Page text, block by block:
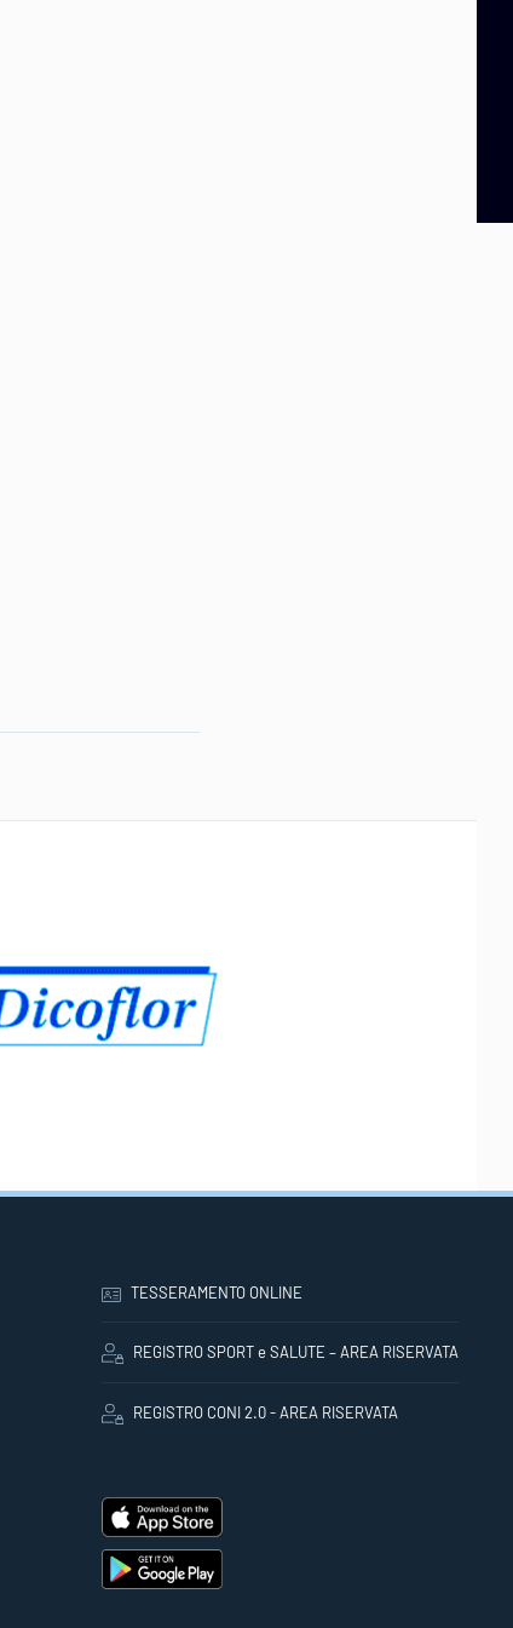
TESSERAMENTO ONLINE
REGISTRO SPORT e SALUTE – AREA RISERVATA
REGISTRO CONI 2.0 - AREA RISERVATA